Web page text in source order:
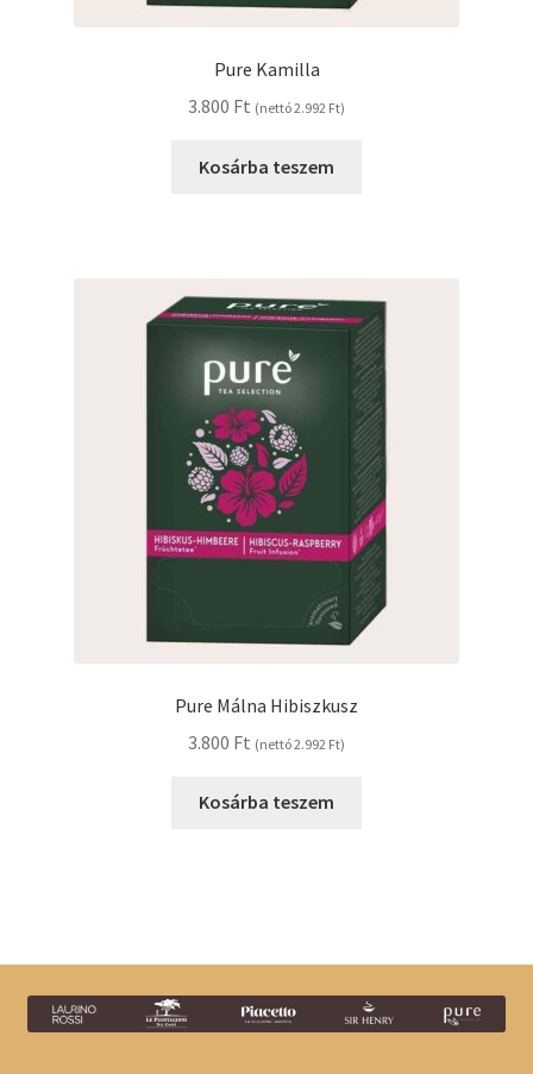
Pure Kamilla
3.800 Ft (nettó2.992 Ft)
Kosárba teszem
Pure Málna Hibiszkusz
3.800 Ft (nettó2.992 Ft)
Kosárba teszem